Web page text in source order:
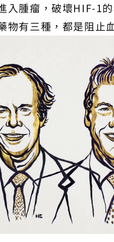
入腫瘤，破壞HIF-1
物有三種，都是阻止